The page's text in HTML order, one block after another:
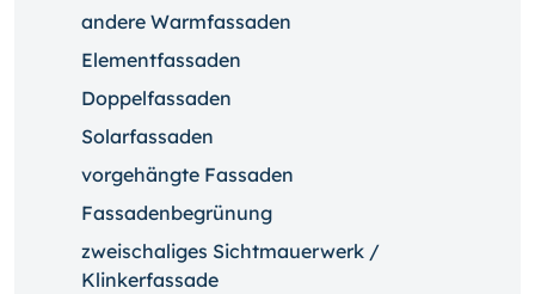
andere Warmfassaden
Elementfassaden
Doppelfassaden
Solarfassaden
vorgehängte Fassaden
Fassadenbegrünung
zweischaliges Sichtmauerwerk /
Klinkerfassade